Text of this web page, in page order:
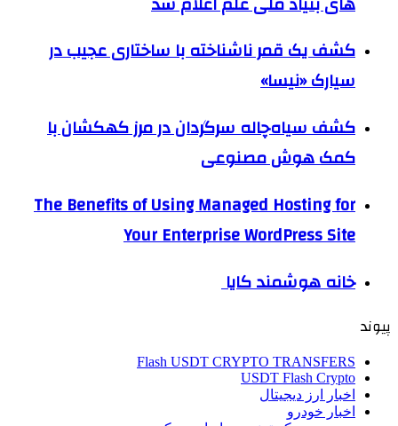
کشف یک قمر ناشناخته با ساختاری عجیب در
سیارک «نیسا»
کشف سیاه‌چاله سرگردان در مرز کهکشان با
کمک هوش مصنوعی
The Benefits of Using Managed Hosting for
Your Enterprise WordPress Site
خانه هوشمند کایا
پیوند
Flash USDT CRYPTO TRANSFERS
USDT Flash Crypto
اخبار ارز دیجیتال
اخبار خودرو